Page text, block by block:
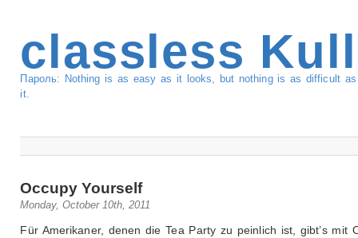
classless
Пароль: Nothing is as easy as it looks, but nothing is as difficult
it.
Occupy Yourself
Monday, October 10th, 2011
Für Amerikaner, denen die Tea Party zu peinlich ist, gibt’s mit